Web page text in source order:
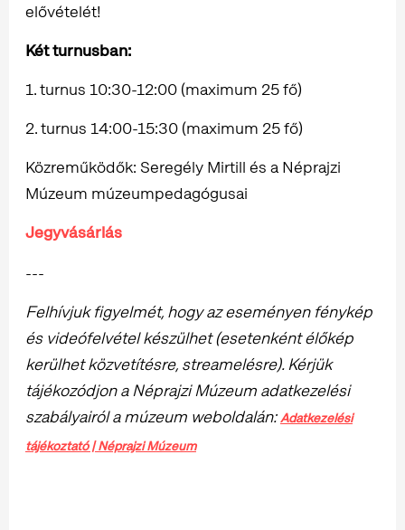
elővételét!
Két turnusban:
1. turnus 10:30-12:00 (maximum 25 fő)
2. turnus 14:00-15:30 (maximum 25 fő)
Közreműködők: Seregély Mirtill és a Néprajzi
Múzeum múzeumpedagógusai
Jegyvásárlás
---
Felhívjuk figyelmét, hogy az eseményen fénykép
és videófelvétel készülhet (esetenként élőkép
kerülhet közvetítésre, streamelésre). Kérjük
tájékozódjon a Néprajzi Múzeum adatkezelési
szabályairól a múzeum weboldalán:Adatkezelési
tájékoztató | Néprajzi Múzeum